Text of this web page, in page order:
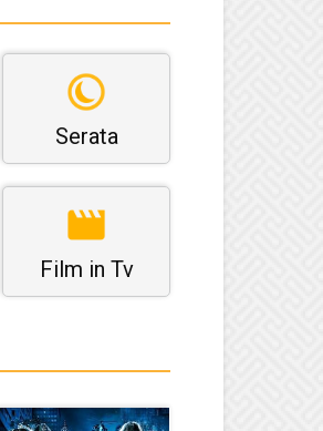
Serata
Film in Tv